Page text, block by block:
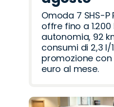
Omoda 7 SHS-
offre fino a 1.200
autonomia, 92
consumi di 2,3 l/
promozione con
euro al mese.